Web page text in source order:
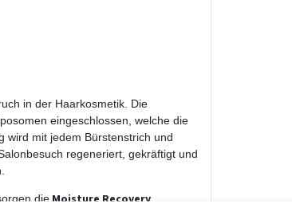
in der Haarkosmetik. Die
eingeschlossen, welche die
wird mit jedem Bürstenstrich und
regeneriert, gekräftigt und
die Moisture Recovery